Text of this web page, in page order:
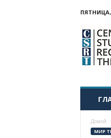
ПЯТНИЦА,
Центр
изучения
угроз
Домой
МИР